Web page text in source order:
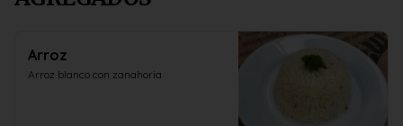
Arroz
Arroz blanco con zanahoria